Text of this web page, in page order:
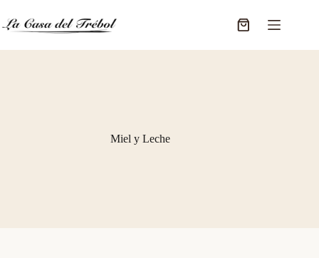
contenido
Carro
Miel y Leche